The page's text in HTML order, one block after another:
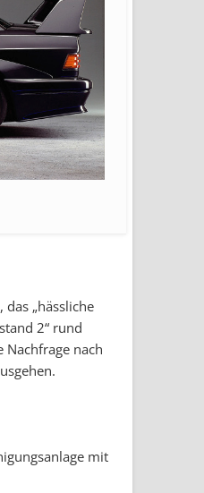
„hässliche
2“ rund
nach
mit